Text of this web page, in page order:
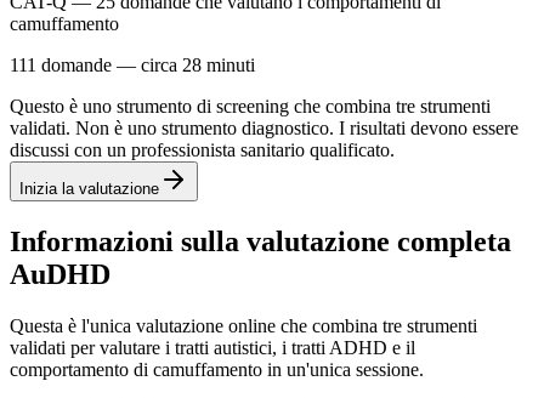
camuffamento
111 domande — circa 28 minuti
Questo è uno strumento di screening che combina tre strumenti
validati. Non è uno strumento diagnostico. I risultati devono essere
discussi con un professionista sanitario qualificato.
Inizia la valutazione
Informazioni sulla valutazione completa
AuDHD
Questa è l'unica valutazione online che combina tre strumenti
validati per valutare i tratti autistici, i tratti ADHD e il
comportamento di camuffamento in un'unica sessione.